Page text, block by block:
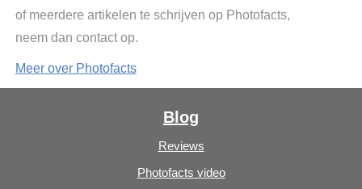
of meerdere artikelen te schrijven op Photofacts,
neem dan contact op.
Meer over Photofacts
Blog
Reviews
Photofacts video